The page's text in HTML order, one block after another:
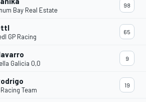
Bay Real Estate
98
GP Racing
65
Galicia 0,0
9
Team
19